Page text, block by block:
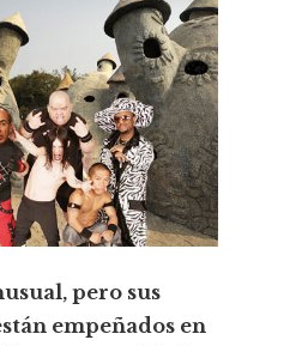
pero sus
empeñados en